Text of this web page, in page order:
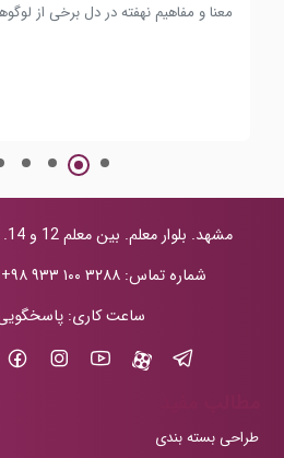
معنا و مفاهیم نهفته در دل برخی از
مشهد. بلوار معلم. بین معلم 12 و 14. پلاک 312. ساختمان288
شماره تماس:+۹۸ ۹۳۳ ۱۰۰ ۳۲۸۸
ساعت کاری: پاسخگویی 24
طراحی بسته بندی